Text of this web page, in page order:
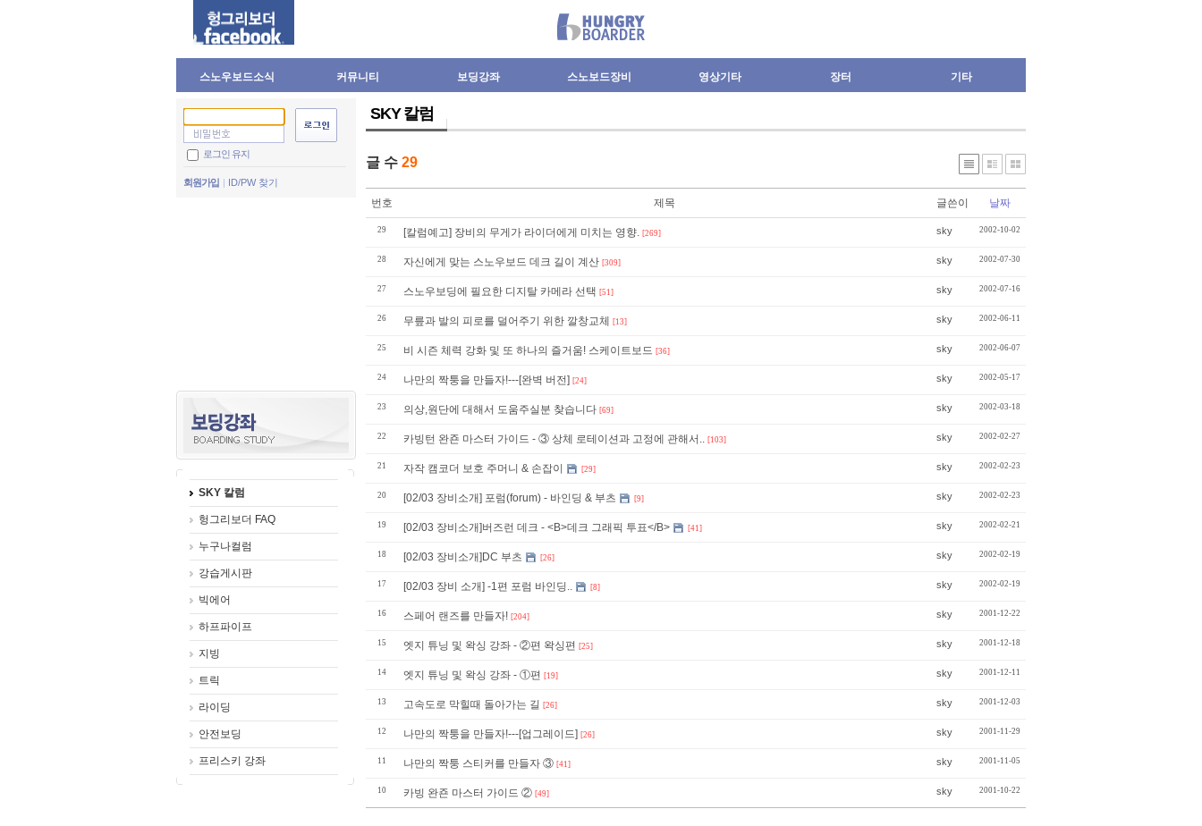
스노우보드소식 커뮤니티 보딩강좌 스노보드장비 영상기타 장터 기타
로그인 유지
회원가입 ID/PW 찾기
SKY 칼럼
헝그리보더 FAQ
누구나컬럼
강습게시판
빅에어
하프파이프
지빙
트릭
라이딩
안전보딩
프리스키 강좌
SKY 칼럼
글 수 29
번호 제목 글쓴이 날짜
29 [칼럼예고] 장비의 무게가 라이더에게 미치는 영향. [269] sky 2002-10-02
28 자신에게 맞는 스노우보드 데크 길이 계산 [309] sky 2002-07-30
27 스노우보딩에 필요한 디지탈 카메라 선택 [51] sky 2002-07-16
26 무릎과 발의 피로를 덜어주기 위한 깔창교체 [13] sky 2002-06-11
25 비 시즌 체력 강화 및 또 하나의 즐거움! 스케이트보드 [36] sky 2002-06-07
24 나만의 짝퉁을 만들자!---[완벽 버전] [24] sky 2002-05-17
23 의상,원단에 대해서 도움주실분 찾습니다 [69] sky 2002-03-18
22 카빙턴 완죤 마스터 가이드 - ③ 상체 로테이션과 고정에 관해서.. [103] sky 2002-02-27
21 자작 캠코더 보호 주머니 & 손잡이 [29] sky 2002-02-23
20 [02/03 장비소개] 포럼(forum) - 바인딩 & 부츠 [9] sky 2002-02-23
19 [02/03 장비소개]버즈런 데크 - <B>데크 그래픽 투표</B> [41] sky 2002-02-21
18 [02/03 장비소개]DC 부츠 [26] sky 2002-02-19
17 [02/03 장비 소개] -1편 포럼 바인딩.. [8] sky 2002-02-19
16 스페어 랜즈를 만들자! [204] sky 2001-12-22
15 엣지 튜닝 및 왁싱 강좌 - ②편 왁싱편 [25] sky 2001-12-18
14 엣지 튜닝 및 왁싱 강좌 - ①편 [19] sky 2001-12-11
13 고속도로 막힐때 돌아가는 길 [26] sky 2001-12-03
12 나만의 짝퉁을 만들자!---[업그레이드] [26] sky 2001-11-29
11 나만의 짝퉁 스티커를 만들자 ③ [41] sky 2001-11-05
10 카빙 완죤 마스터 가이드 ② [49] sky 2001-10-22